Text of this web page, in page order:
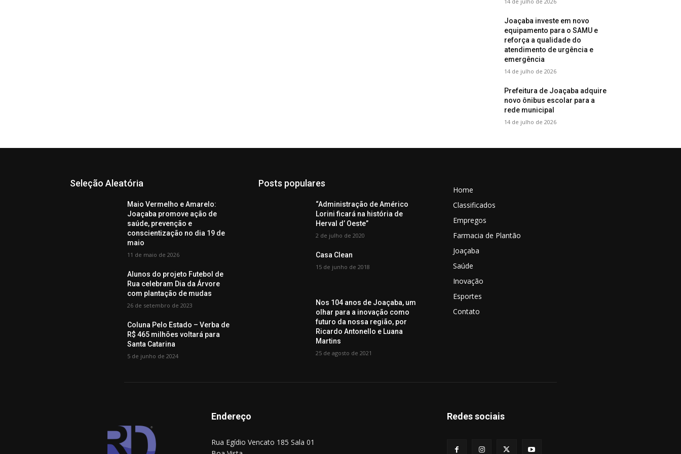
Joaçaba investe em novo
equipamento para o SAMU e
reforça a qualidade do
atendimento de urgência e
emergência
14 de julho de 2026
Prefeitura de Joaçaba adquire
novo ônibus escolar para a
rede municipal
14 de julho de 2026
Seleção Aleatória
Maio Vermelho e Amarelo:
Joaçaba promove ação de
saúde, prevenção e
conscientização no dia 19 de
maio
11 de maio de 2026
Alunos do projeto Futebol de
Rua celebram Dia da Árvore
com plantação de mudas
26 de setembro de 2023
Coluna Pelo Estado – Verba de
R$ 465 milhões voltará para
Santa Catarina
5 de junho de 2024
Posts populares
“Administração de Américo
Lorini ficará na história de
Herval d’ Oeste”
2 de julho de 2020
Casa Clean
15 de junho de 2018
Nos 104 anos de Joaçaba, um
olhar para a inovação como
futuro da nossa região, por
Ricardo Antonello e Luana
Martins
25 de agosto de 2021
Home
Classificados
Empregos
Farmacia de Plantão
Joaçaba
Saúde
Inovação
Esportes
Contato
Endereço
Rua Egídio Vencato 185 Sala 01
Redes sociais